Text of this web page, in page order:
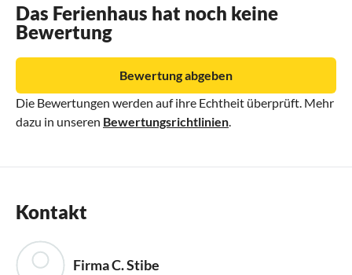
Das Ferienhaus hat noch keine
Bewertung
Die Bewertungen werden auf ihre Echtheit überprüft. Mehr
dazu in unseren Bewertungsrichtlinien
Bewertung abgeben
Kontakt
Firma C. Stibe